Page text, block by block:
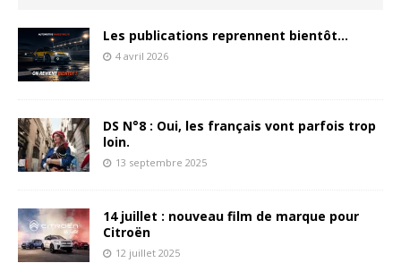
Les publications reprennent bientôt…
4 avril 2026
DS N°8 : Oui, les français vont parfois trop
loin.
13 septembre 2025
14 juillet : nouveau film de marque pour
Citroën
12 juillet 2025